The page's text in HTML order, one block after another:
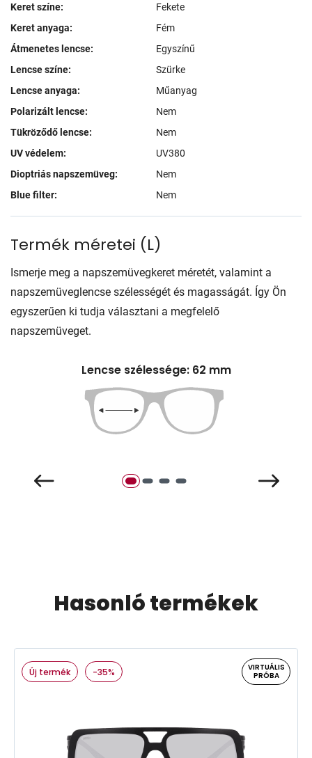
Keret színe:
Fekete
Keret anyaga:
Fém
Átmenetes lencse:
Egyszínű
Lencse színe:
Szürke
Lencse anyaga:
Műanyag
Polarizált lencse:
Nem
Tükröződő lencse:
Nem
UV védelem:
UV380
Dioptriás napszemüveg:
Nem
Blue filter:
Nem
Termék méretei (L)
Ismerje meg a napszemüvegkeret méretét, valamint a
napszemüveglencse szélességét és magasságát. Így Ön
egyszerűen ki tudja választani a megfelelő
napszemüveget.
Lencse szélessége: 62 mm
Hasonló termékek
Új termék -35%
VIRTUÁLIS
PRÓBA